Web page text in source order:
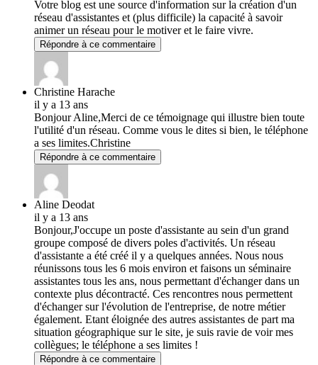
Votre blog est une source d'information sur la création d'un
réseau d'assistantes et (plus difficile) la capacité à savoir
animer un réseau pour le motiver et le faire vivre.
Répondre à ce commentaire
Christine Harache
il y a 13 ans
Bonjour Aline,Merci de ce témoignage qui illustre bien toute
l'utilité d'un réseau. Comme vous le dites si bien, le téléphone
a ses limites.Christine
Répondre à ce commentaire
Aline Deodat
il y a 13 ans
Bonjour,J'occupe un poste d'assistante au sein d'un grand
groupe composé de divers poles d'activités. Un réseau
d'assistante a été créé il y a quelques années. Nous nous
réunissons tous les 6 mois environ et faisons un séminaire
assistantes tous les ans, nous permettant d'échanger dans un
contexte plus décontracté. Ces rencontres nous permettent
d'échanger sur l'évolution de l'entreprise, de notre métier
également. Etant éloignée des autres assistantes de part ma
situation géographique sur le site, je suis ravie de voir mes
collègues; le téléphone a ses limites !
Répondre à ce commentaire